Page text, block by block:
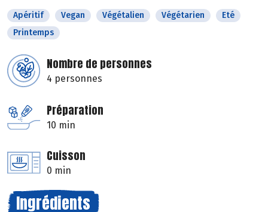
Apéritif Vegan Végétalien Végétarien
Eté
Printemps
Nombre de personnes
4 personnes
Préparation
10 min
Cuisson
0 min
Ingrédients